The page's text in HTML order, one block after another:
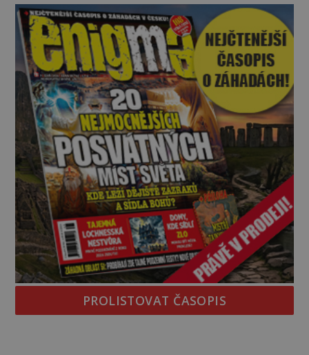
možnostech již desítky let vzrušeně diskutují
vědci, ufologo
PROLISTOVAT ČASOPIS